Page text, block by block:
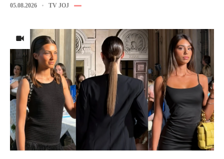
05.08.2026 TV JOJ